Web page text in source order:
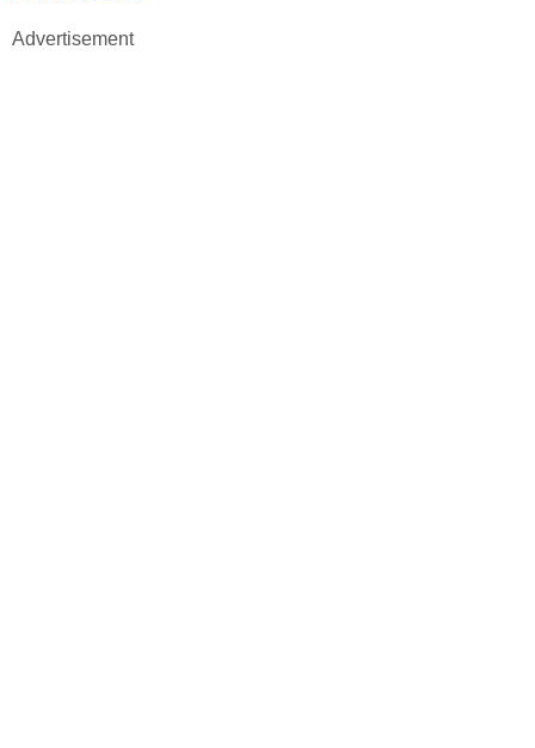
Advertisement